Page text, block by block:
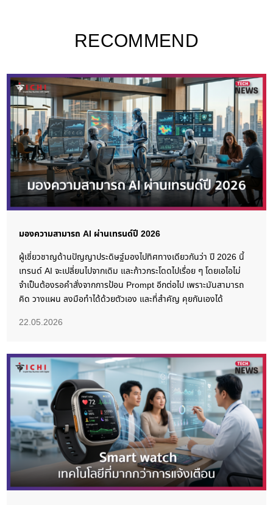
RECOMMEND
มองความสามารถ AI ผ่านเทรนด์ปี 2026
ผู้เชี่ยวชาญด้านปัญญาประดิษฐ์มองไปทิศทางเดียวกันว่า ปี 2026 นี้
เทรนด์ AI จะเปลี่ยนไปจากเดิม และก้าวกระโดดไปเรื่อย ๆ โดยเอไอไม่
จำเป็นต้องรอคำสั่งจากการป้อน Prompt อีกต่อไป เพราะมันสามารถ
คิด วางแผน ลงมือทำได้ด้วยตัวเอง และที่สำคัญ คุยกันเองได้
22.05.2026